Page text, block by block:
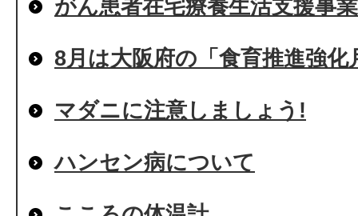
がん患者在宅療養生活支援事業
8月は大阪府の「食育推進強化
マダニに注意しましょう!
ハンセン病について